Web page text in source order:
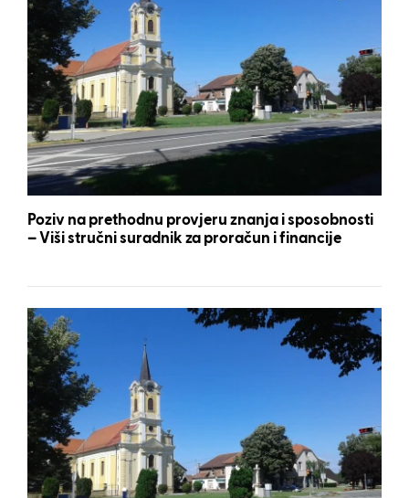
Poziv na prethodnu provjeru znanja i sposobnosti
– Viši stručni suradnik za proračun i financije